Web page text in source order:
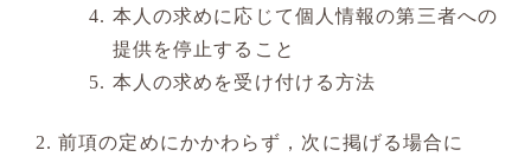
本人の求めに応じて個人情報の第三者への
提供を停止すること
本人の求めを受け付ける方法
前項の定めにかかわらず，次に掲げる場合に